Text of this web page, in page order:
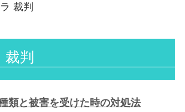
裁判
判
類と被害を受けた時の対処法